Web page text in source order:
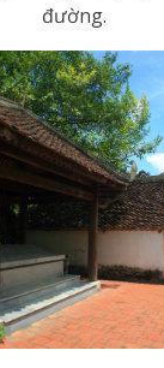
đường.